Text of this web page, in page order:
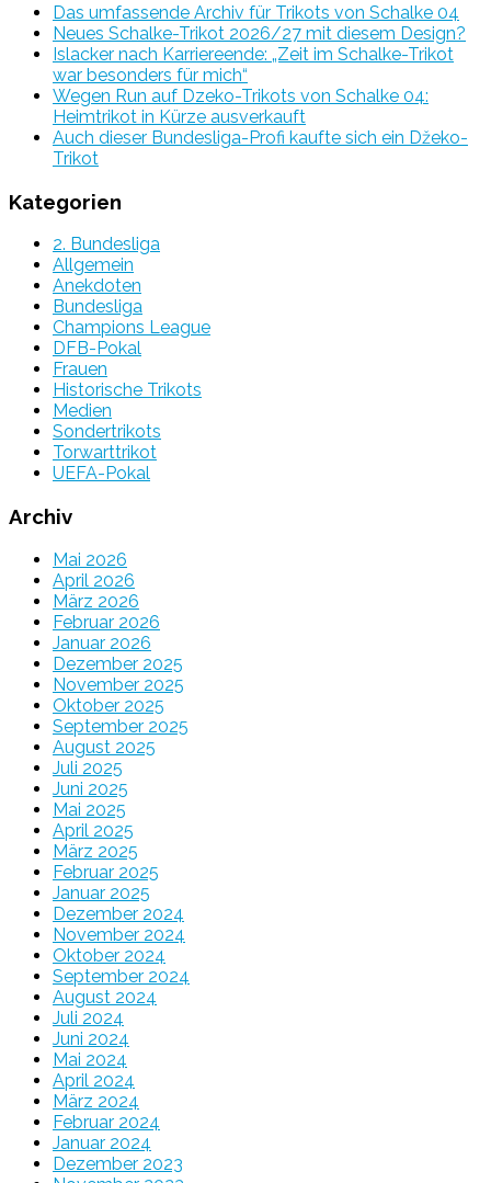
Das umfassende Archiv für Trikots von Schalke 04
Neues Schalke-Trikot 2026/27 mit diesem Design?
Islacker nach Karriereende: „Zeit im Schalke-Trikot
war besonders für mich“
Wegen Run auf Dzeko-Trikots von Schalke 04:
Heimtrikot in Kürze ausverkauft
Auch dieser Bundesliga-Profi kaufte sich ein Džeko-
Trikot
Kategorien
2. Bundesliga
Allgemein
Anekdoten
Bundesliga
Champions League
DFB-Pokal
Frauen
Historische Trikots
Medien
Sondertrikots
Torwarttrikot
UEFA-Pokal
Archiv
Mai 2026
April 2026
März 2026
Februar 2026
Januar 2026
Dezember 2025
November 2025
Oktober 2025
September 2025
August 2025
Juli 2025
Juni 2025
Mai 2025
April 2025
März 2025
Februar 2025
Januar 2025
Dezember 2024
November 2024
Oktober 2024
September 2024
August 2024
Juli 2024
Juni 2024
Mai 2024
April 2024
März 2024
Februar 2024
Januar 2024
Dezember 2023